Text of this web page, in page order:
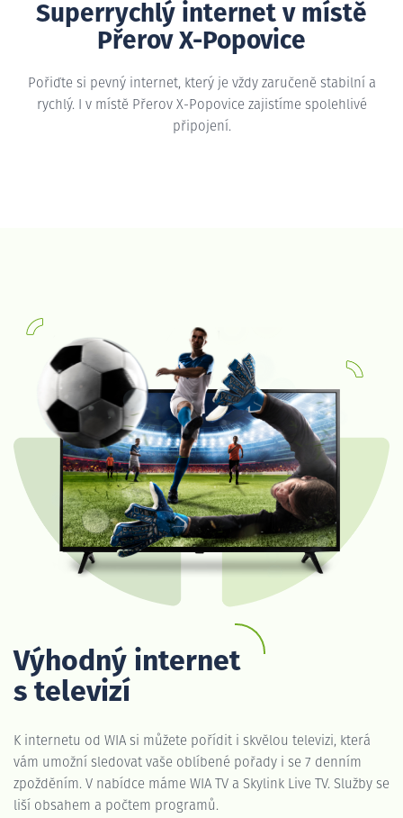
Superrychlý internet v místě
Přerov X-Popovice
Pořiďte si pevný internet, který je vždy zaručeně stabilní a
rychlý. I v místě Přerov X-Popovice zajistíme spolehlivé
připojení.
Výhodný internet
s televizí
K internetu od WIA si můžete pořídit i skvělou televizi, která
vám umožní sledovat vaše oblíbené pořady i se 7 denním
zpožděním. V nabídce máme WIA TV a Skylink Live TV. Služby se
liší obsahem a počtem programů.